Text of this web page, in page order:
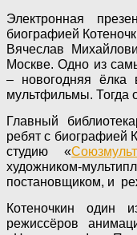
Электронная
биографией
Вячеслав
Москве. Одно из
– новогодняя ёлка
мультфильмы. Тогда
Главный
ребят с биографией
студию «
художником-
постановщиком, и
Котеночкин один
режиссёров